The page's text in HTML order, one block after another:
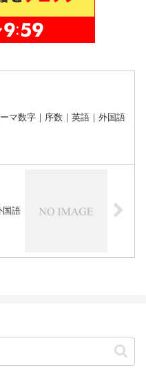
マ数字｜序数｜英語｜外国語
国語